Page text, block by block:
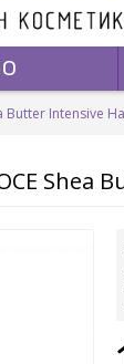
Butter Intensive
Shea